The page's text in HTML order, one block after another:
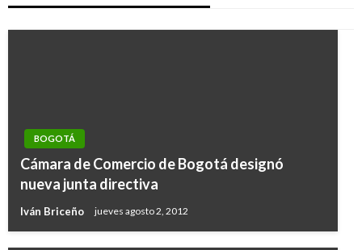
BOGOTÁ
Cámara de Comercio de Bogotá designó
nueva junta directiva
Iván Briceño jueves agosto 2, 2012